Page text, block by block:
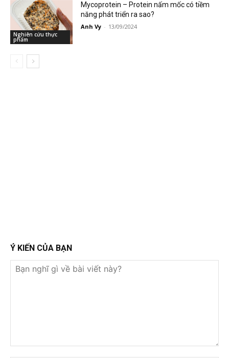
Nghiên cứu thực
phẩm
Mycoprotein – Protein nấm mốc có tiềm
năng phát triển ra sao?
Anh Vy - 13/09/2024
Ý KIẾN CỦA BẠN